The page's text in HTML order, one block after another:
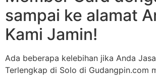
sampai ke alamat
Kami Jamin!
Ada beberapa kelebihan jika Anda
Terlengkap di Solo di Gudangpin.com